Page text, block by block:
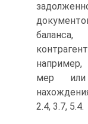
например,
мер или
2.4, 3.7, 5.4.